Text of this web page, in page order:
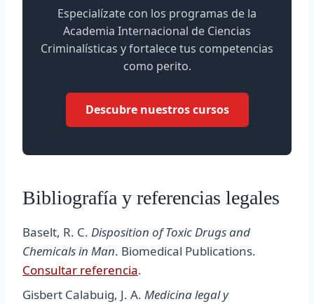
Especialízate con los programas de la
Academia Internacional de Ciencias
Criminalísticas y fortalece tus competencias
como perito.
Descubre nuestros cursos
Bibliografía y referencias legales
Baselt, R. C. Disposition of Toxic Drugs and
Chemicals in Man. Biomedical Publications.
Consultar referencia.
Gisbert Calabuig, J. A. Medicina legal y